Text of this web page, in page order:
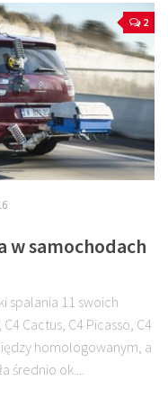
2
w samochodach
spalania 11 swoich
Cactus, C4 Picasso, C4
homologowanym, a
średnio ok....